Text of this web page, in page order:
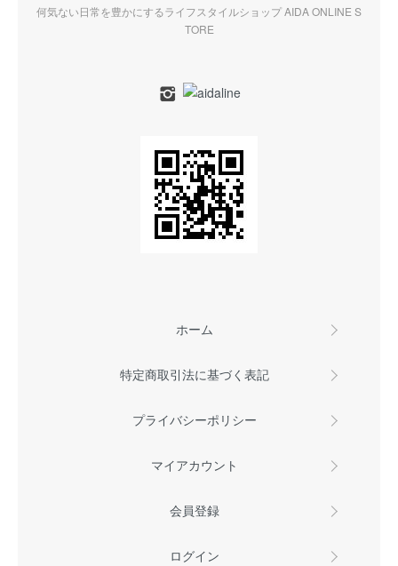
何気ない日常を豊かにするライフスタイルショップ AIDA ONLINE S
TORE
ホーム
特定商取引法に基づく表記
プライバシーポリシー
マイアカウント
会員登録
ログイン